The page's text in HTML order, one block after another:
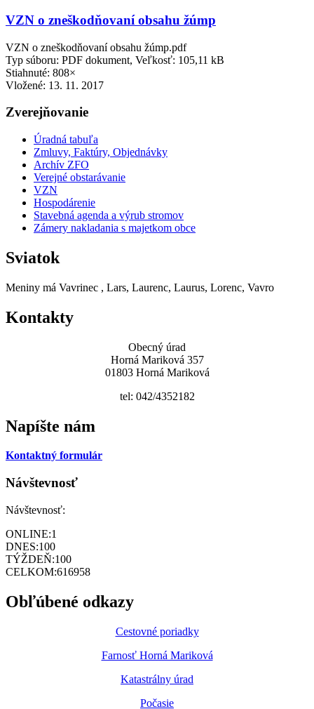
VZN o zneškodňovaní obsahu žúmp
VZN o zneškodňovaní obsahu žúmp.pdf
Typ súboru: PDF dokument, Veľkosť: 105,11 kB
Stiahnuté: 808×
Vložené: 13. 11. 2017
Zverejňovanie
Úradná tabuľa
Zmluvy, Faktúry, Objednávky
Archív ZFO
Verejné obstarávanie
VZN
Hospodárenie
Stavebná agenda a výrub stromov
Zámery nakladania s majetkom obce
Sviatok
Meniny má Vavrinec , Lars, Laurenc, Laurus, Lorenc, Vavro
Kontakty
Obecný úrad
Horná Mariková 357
01803 Horná Mariková
tel: 042/4352182
Napíšte nám
Kontaktný formulár
Návštevnosť
Návštevnosť:
ONLINE:1
DNES:100
TÝŽDEŇ:100
CELKOM:616958
Obľúbené odkazy
Cestovné poriadky
Farnosť Horná Mariková
Katastrálny úrad
Počasie